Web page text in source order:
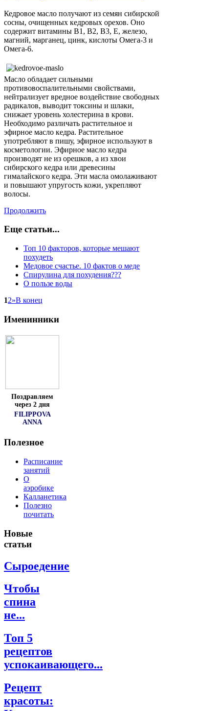
Кедровое масло получают из семян сибирской
сосны, очищенных кедровых орехов. Оно
содержит витамины В1, В2, В3, Е, железо,
магний, марганец, цинк, кислоты Омега-3 и
Омега-6.
Масло обладает сильными
противовоспалительными свойствами,
нейтрализует вредное воздействие свободных
радикалов, выводит токсины и шлаки,
снижает уровень холестерина в крови.
Необходимо различать растительное и
эфирное масло кедра. Растительное
употребляют в пишу, эфирное используют в
косметологии. Эфирное масло кедра
производят не из орешков, а из хвои
сибирского кедра или древесины
гималайского кедра. Эти масла омолаживают
и повышают упругость кожи, укрепляют
волосы.
Продолжить
Еще статьи...
Топ 10 факторов, которые мешают
похудеть
Медовое счастье. 10 фактов о меде
Спирулина для похудения???
О пользе воды
12»В конец
Именинники
Поздравляем
через 2 дня
FILIPPOVA
ANNA
Полезное
Расписание
занятий
О
аэробике
Калланетика
Полезно
почитать
Новые
статьи
Сыроедение
Чтобы
спина
не...
Топ 5
рецептов
успокаивающего...
Рецепт
красоты: